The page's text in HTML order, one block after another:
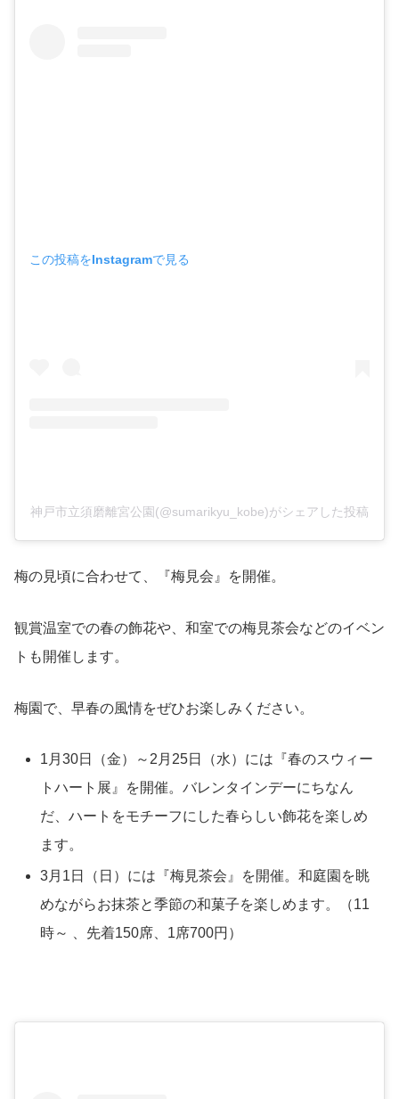
この投稿をInstagramで見る
神戸市立須磨離宮公園(@sumarikyu_kobe)がシェアした投稿
梅の見頃に合わせて、『梅見会』を開催。
観賞温室での春の飾花や、和室での梅見茶会などのイベン
トも開催します。
梅園で、早春の風情をぜひお楽しみください。
1月30日（金）～2月25日（水）には『春のスウィー
トハート展』を開催。バレンタインデーにちなん
だ、ハートをモチーフにした春らしい飾花を楽しめ
ます。
3月1日（日）には『梅見茶会』を開催。和庭園を眺
めながらお抹茶と季節の和菓子を楽しめます。（11
時～ 、先着150席、1席700円）